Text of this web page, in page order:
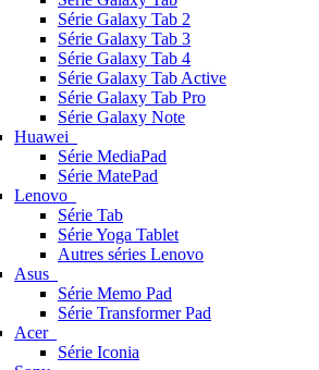
Série Galaxy Tab 2
Série Galaxy Tab 3
Série Galaxy Tab 4
Série Galaxy Tab Active
Série Galaxy Tab Pro
Série Galaxy Note
Huawei
Série MediaPad
Série MatePad
Lenovo
Série Tab
Série Yoga Tablet
Autres séries Lenovo
Asus
Série Memo Pad
Série Transformer Pad
Acer
Série Iconia